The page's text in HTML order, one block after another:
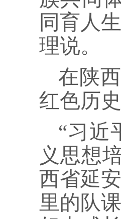
同育人
理说。
在陕
红色历
“习近
义思想
西省延
里的队